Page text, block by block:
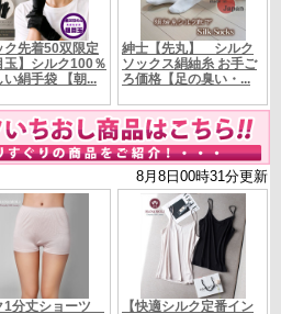
シルク100%
【M〜Lサイズ】置き寸法
（１周96ｃｍ）裾身幅49ｃｍスリット
はありません
：cm 袖丈：54cm ネックの高さ約11
(伸縮性あります)